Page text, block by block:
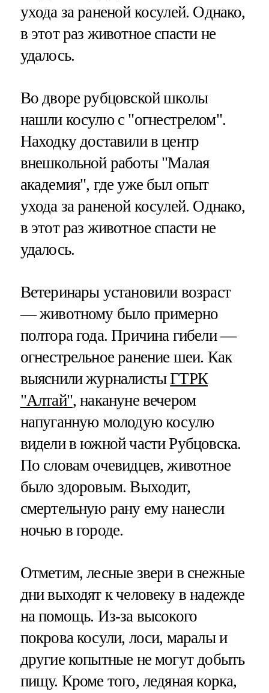
ухода за раненой косулей. Однако,
в этот раз животное спасти не
удалось.
Во дворе рубцовской школы
нашли косулю с "огнестрелом".
Находку доставили в центр
внешкольной работы "Малая
академия", где уже был опыт
ухода за раненой косулей. Однако,
в этот раз животное спасти не
удалось.
Ветеринары установили возраст
— животному было примерно
полтора года. Причина гибели —
огнестрельное ранение шеи. Как
выяснили журналистыГТРК
"Алтай", накануне вечером
напуганную молодую косулю
видели в южной части Рубцовска.
По словам очевидцев, животное
было здоровым. Выходит,
смертельную рану ему нанесли
ночью в городе.
Отметим, лесные звери в снежные
дни выходят к человеку в надежде
на помощь. Из-за высокого
покрова косули, лоси, маралы и
другие копытные не могут добыть
пищу. Кроме того, ледяная корка,